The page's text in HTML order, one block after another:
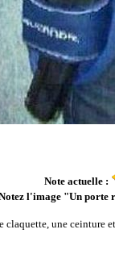
Note actuelle :
l'image "Un
claquette, une ceinture